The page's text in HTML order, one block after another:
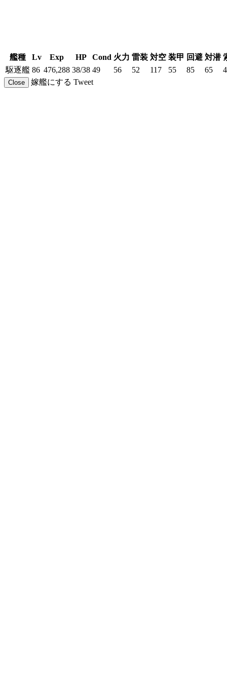
艦種 Lv Exp HP Cond 火力 雷装 対空 装甲 回避 対潜
駆逐艦 86 476,288 38/38 49 56 52 117 55 85 65
Close 嫁艦にする Tweet